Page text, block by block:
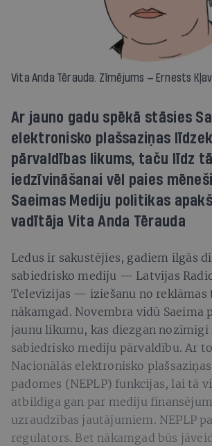
Vita Anda Tērauda. Zīmējums — Ernests
Ar jauno gadu spēkā stāsies
elektronisko plašsaziņas
pārvaldības likums, taču līdz tā
iedzīvināšanai vēl paies
Saeimas Mediju politikas
vadītāja Vita Anda Tērauda
Ledus ir sakustējies, gadiem ilgās
sabiedrisko mediju — Latvijas
Televīzijas — iziešanu no reklāmas
nākamgad. Novembra vidū Saeima
jaunu likumu, kas diezgan nozīmīgi
sabiedrisko mediju pārvaldību. Ar
Nacionālās elektronisko
padomes (NEPLP) funkcijas, lai tā
atbildīga gan par mediju
uzraudzības jautājumiem. NEPLP
regulators. Bet nākamgad būs